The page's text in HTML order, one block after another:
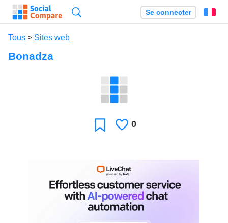
Se connecter
Tous > Sites web
Bonadza
Favori J'aime
0